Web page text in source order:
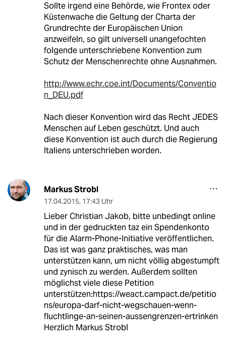
Sollte irgend eine Behörde, wie Frontex oder
Küstenwache die Geltung der Charta der
Grundrechte der Europäischen Union
anzweifeln, so gilt universell unangefochten
folgende unterschriebene Konvention zum
Schutz der Menschenrechte ohne Ausnahmen.
http://www.echr.coe.int/Documents/Conventio
n_DEU.pdf
Nach dieser Konvention wird das Recht JEDES
Menschen auf Leben geschützt. Und auch
diese Konvention ist auch durch die Regierung
Italiens unterschrieben worden.
Markus Strobl
17.04.2015, 17:43 Uhr
Lieber Christian Jakob, bitte unbedingt online
und in der gedruckten taz ein Spendenkonto
für die Alarm-Phone-Initiative veröffentlichen.
Das ist was ganz praktisches, was man
unterstützen kann, um nicht völlig abgestumpft
und zynisch zu werden. Außerdem sollten
möglichst viele diese Petition
unterstützen:https://weact.campact.de/petitio
ns/europa-darf-nicht-wegschauen-wenn-
fluchtlinge-an-seinen-aussengrenzen-ertrinken
Herzlich Markus Strobl